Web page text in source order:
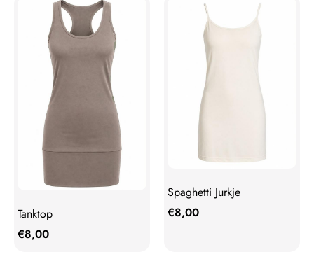
Tanktop
€8,00
Spaghetti Jurkje
€8,00